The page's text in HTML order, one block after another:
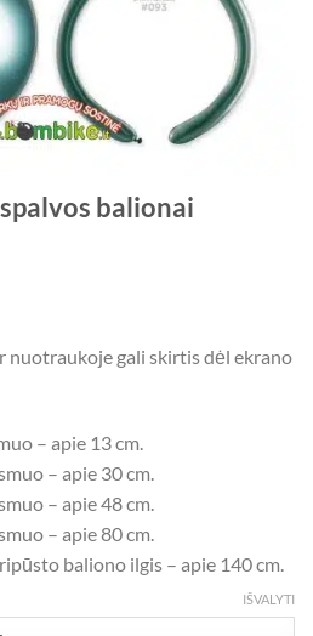
balionai
€
nuotraukoje gali skirtis dėl ekrano
– apie 13 cm.
– apie 30 cm.
– apie 48 cm.
– apie 80 cm.
baliono ilgis – apie 140 cm.
IŠVALYTI